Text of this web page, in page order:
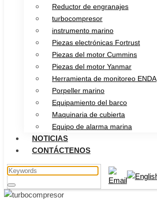
Reductor de engranajes
turbocompresor
instrumento marino
Piezas electrónicas Fortrust
Piezas del motor Cummins
Piezas del motor Yanmar
Herramienta de monitoreo ENDA
Porpeller marino
Equipamiento del barco
Maquinaria de cubierta
Equipo de alarma marina
NOTICIAS
CONTÁCTENOS